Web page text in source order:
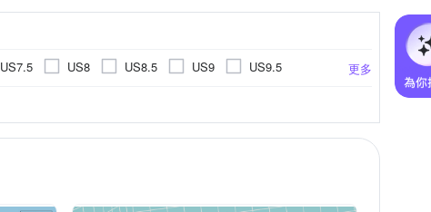
更多
US7.5 US8 US8.5 US9
US9.5
EU40 EU41 EU42
EU43